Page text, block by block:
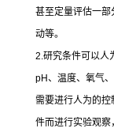
甚至定量评估一
动等。
2.研究条件可以人
pH、温度、氧气
需要进行人为的
件而进行实验观察